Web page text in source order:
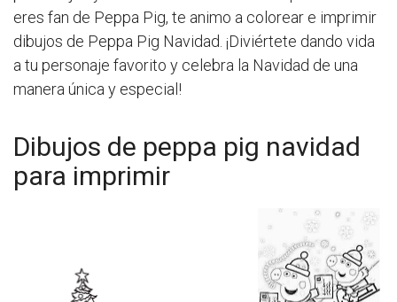
eres fan de Peppa Pig, te animo a colorear e imprimir
dibujos de Peppa Pig Navidad. ¡Diviértete dando vida
a tu personaje favorito y celebra la Navidad de una
manera única y especial!
Dibujos de peppa pig navidad
para imprimir